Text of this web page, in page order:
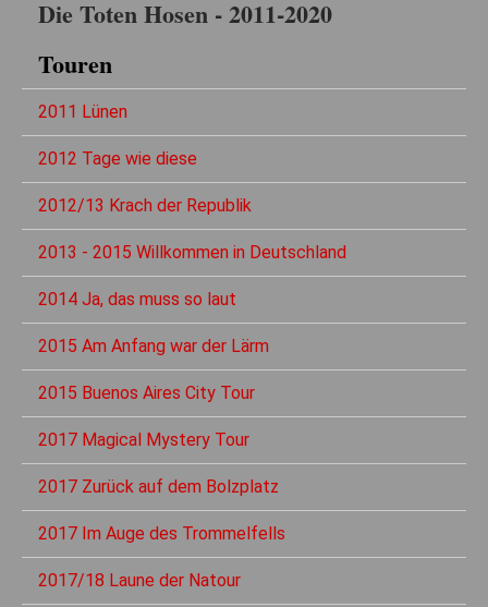
Die Toten Hosen - 2011-2020
Touren
2011 Lünen
2012 Tage wie diese
2012/13 Krach der Republik
2013 - 2015 Willkommen in Deutschland
2014 Ja, das muss so laut
2015 Am Anfang war der Lärm
2015 Buenos Aires City Tour
2017 Magical Mystery Tour
2017 Zurück auf dem Bolzplatz
2017 Im Auge des Trommelfells
2017/18 Laune der Natour